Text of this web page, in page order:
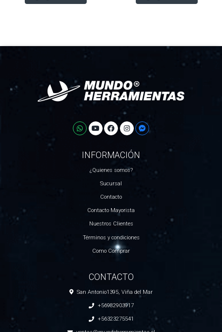
INFORMACIÓN
¿Quienes somos?
Sucursal
Contacto
Contacto Mayorista
Nuestros Clientes
Términos y condiciones
Como Comprar
CONTACTO
San Antonio1395, Viña del Mar
+56982903917
+56323275541